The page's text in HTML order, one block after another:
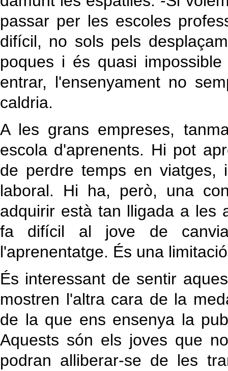
passar per les escoles
difícil, no sols pels
poques i és quasi
entrar, l'ensenyament no
caldria.
A les grans empreses,
escola d'aprenents. Hi pot
de perdre temps en viatges,
laboral. Hi ha, però, una
adquirir està tan lligada a les
fa difícil al jove de
l'aprenentatge. És una
És interessant de sentir
mostren l'altra cara de la
de la que ens ensenya la
Aquests són els joves que
podran alliberar-se de les